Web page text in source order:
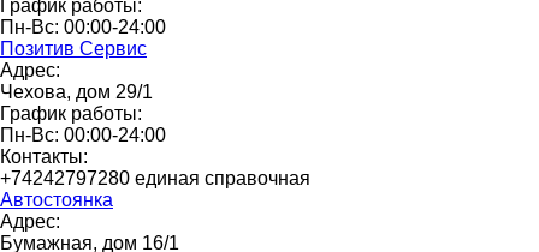
График работы:
Пн-Вс: 00:00-24:00
Позитив Сервис
Адрес:
Чехова, дом 29/1
График работы:
Пн-Вс: 00:00-24:00
Контакты:
+74242797280 единая справочная
Автостоянка
Адрес:
Бумажная, дом 16/1